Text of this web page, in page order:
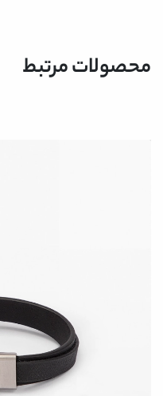
محصولات مرتبط